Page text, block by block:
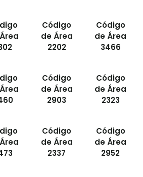
Código
de Área
2202
Código
de Área
3466
Código
de Área
2903
Código
de Área
2323
Código
de Área
2337
Código
de Área
2952